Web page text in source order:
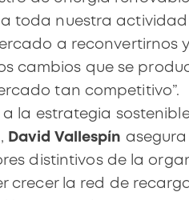
toda nuestra
a reconvertirnos y
cambios que se
tan competitivo”.
a la estrategia
David Vallespín
distintivos de la
crecer la red de